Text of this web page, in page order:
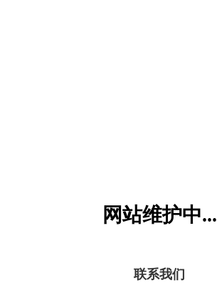
网站维护中...
联系我们